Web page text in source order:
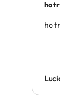
ho
ho
Lucia